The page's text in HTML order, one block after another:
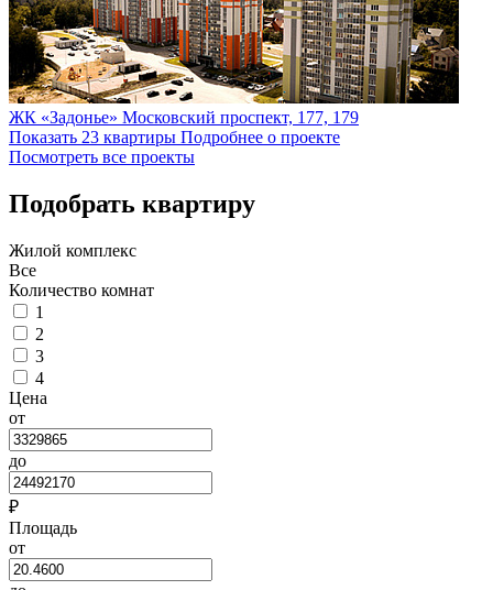
ЖК «Задонье» Московский проспект, 177, 179
Показать 23 квартиры Подробнее о проекте
Посмотреть все проекты
Подобрать квартиру
Жилой комплекс
Все
Количество комнат
1
2
3
4
Цена
от
до
₽
Площадь
от